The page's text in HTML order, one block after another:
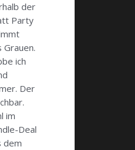
der
Party
ich
Der
im
Deal
dem